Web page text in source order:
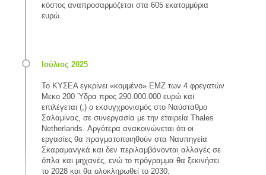
κόστος αναπροσαρμόζεται στα 605 εκατομμύρια
ευρώ.
Το ΚΥΣΕΑ εγκρίνει «κομμένο» ΕΜΖ των 4 φρεγατών
Μεκο 200 Ύδρα προς 290.000.000 ευρώ και
επιλέγεται (;) ο εκσυγχρονισμός στο Ναύσταθμο
Σαλαμίνας, σε συνεργασία με την εταιρεία Thales
Νetherlands. Αργότερα ανακοινώνεται ότι οι
εργασίες θα πραγματοποιηθούν στα Ναυπηγεία
Σκαραμανγκά και δεν περιλαμβάνονται αλλαγές σε
όπλα και μηχανές, ενώ το πρόγραμμα θα ξεκινήσει
το 2028 και θα ολοκληρωθεί το 2030.